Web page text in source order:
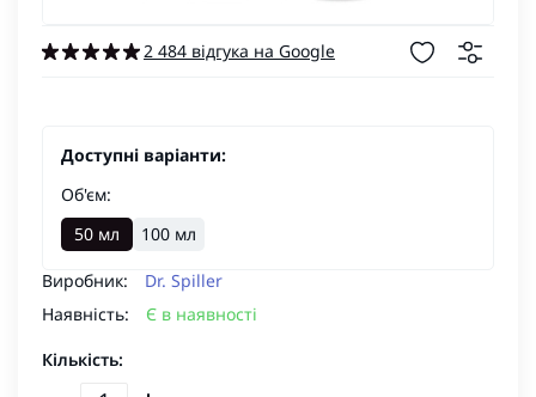
2 484 відгука на Google
Виробник:
Dr. Spiller
Наявність:
Є в наявності
Кількість:
Доступні варіанти:
Об'єм:
50 мл
100 мл